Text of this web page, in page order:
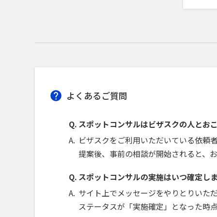
よくあるご質問
スポットコンサルはビザスクの人とお
ビザスクをご利用いただいている依頼
提案後、事前の相談が開始されると、
スポットコンサルの実施はいつ確定し
サイト上でメッセージをやりとりいた
ステータスが「実施確定」となった時